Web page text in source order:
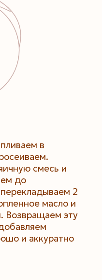
в
смесь и
до
2
масло и
Возвращаем эту
и аккуратно